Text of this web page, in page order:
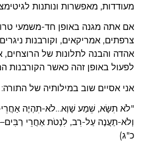
מעודדות, מאפשרות ונותנות
אם אתה מגנה באופן חד-משמעי
צרפתים, אמריקאים, וקורבנות
אהדה והבנה לתלונות של הרוצחים,
לפעול באופן זהה כאשר הקורבנות
אני אסיים שוב במילותיה של התורה:
"לֹא תִשָּׂא, שֵׁמַע שָׁוְא…לֹא-תִהְיֶה
וְלֹא-תַעֲנֶה עַל-רִב, לִנְטֹת אַחֲרֵי
כ"ג)